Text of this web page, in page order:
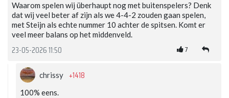
Waarom spelen wij überhaupt nog met buitenspelers? Denk
dat wij veel beter af zijn als we 4-4-2 zouden gaan spelen,
met Steijn als echte nummer 10 achter de spitsen. Komt er
veel meer balans op het middenveld.
23-05-2026 11:50 7
chrissy +1418
100% eens.